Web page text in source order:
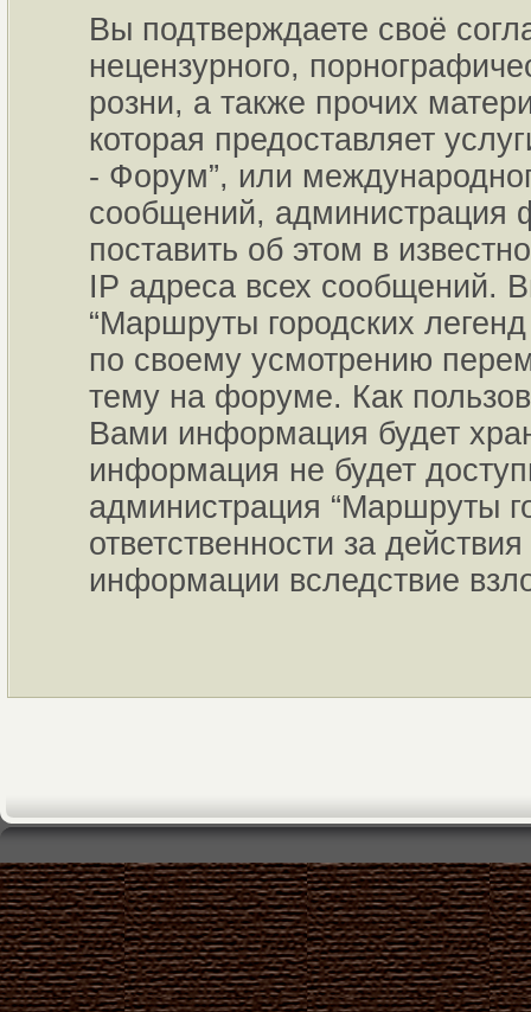
Вы подтверждаете своё
нецензурного,
розни, а также прочих
которая предоставляет
- Форум”, или
сообщений, администрация
поставить об этом в
IP адреса всех сообщений.
“Маршруты городских
по своему усмотрению
тему на форуме. Как
Вами информация будет
информация не будет
администрация “Маршруты
ответственности за
информации вследствие